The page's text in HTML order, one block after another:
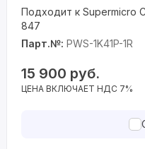
Подходит к Supermicro
847
Парт.№: PWS-1K41P-1R
15 900 руб.
ЦЕНА ВКЛЮЧАЕТ НДС 7%